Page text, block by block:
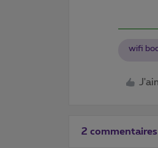
wifi
2 commentaires